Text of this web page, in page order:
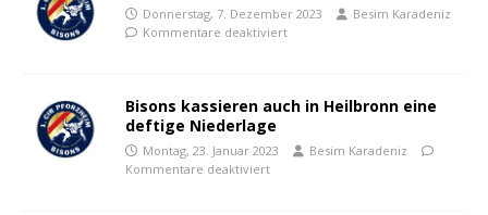
Donnerstag, 7. Dezember 2023
Besim Karadeniz
Kommentare deaktiviert
Bisons kassieren auch in Heilbronn eine
deftige Niederlage
Montag, 23. Januar 2023
Besim Karadeniz
Kommentare deaktiviert